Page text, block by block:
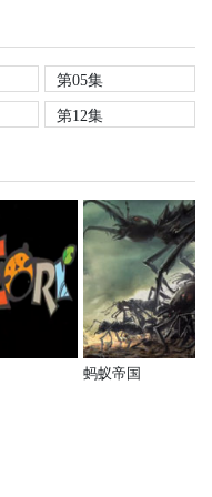
第05集
第12集
蚂蚁帝国